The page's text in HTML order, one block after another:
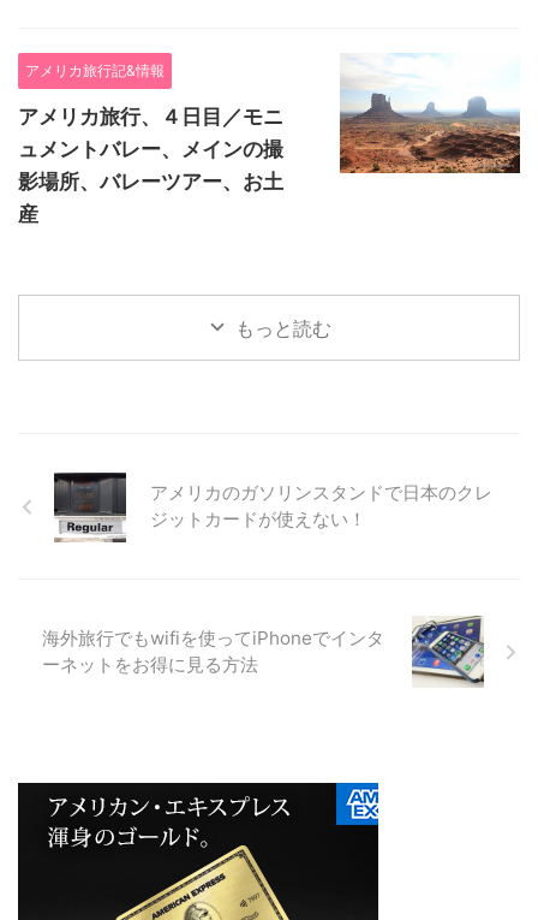
アメリカ旅行記&情報
アメリカ旅行、４日目／モニ
ュメントバレー、メインの撮
影場所、バレーツアー、お土
産
もっと読む
アメリカのガソリンスタンドで日本のクレ
ジットカードが使えない！
海外旅行でもwifiを使ってiPhoneでインタ
ーネットをお得に見る方法